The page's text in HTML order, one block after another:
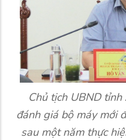
Chủ tịch UBND
đánh giá bộ máy mới
sau một năm thực